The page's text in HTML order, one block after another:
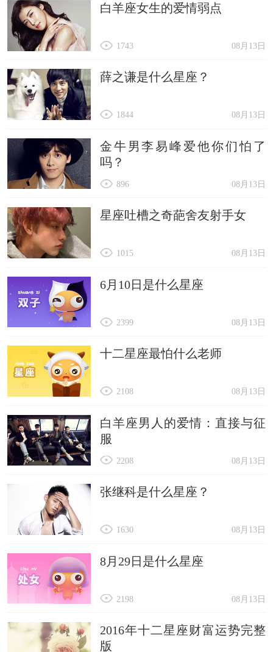
白羊座女生的爱情弱点
08月13日
1743
薛之谦是什么星座？
08月13日
1844
金牛男李易峰爱他你们怕了
吗？
08月13日
896
星座吐槽之奇葩舍友射手女
08月13日
1015
6月10日是什么星座
08月13日
2399
十二星座最怕什么老师
08月13日
2108
白羊座男人的爱情：直接与征
服
08月13日
2208
张继科是什么星座？
08月13日
1630
8月29日是什么星座
08月13日
2198
2016年十二星座财富运势完整
版